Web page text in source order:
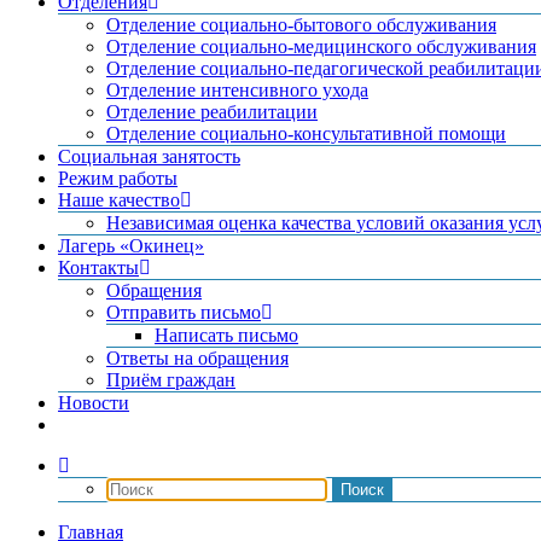
Отделение социально-бытового обслуживания
Отделение социально-медицинского обслуживания
Отделение социально-педагогической
Отделение интенсивного ухода
Отделение реабилитации
Отделение социально-консультативной помощи
Социальная занятость
Режим работы
Наше качество
Независимая оценка качества условий оказания
Лагерь «Окинец»
Контакты
Обращения
Отправить письмо
Написать письмо
Ответы на обращения
Приём граждан
Новости
Главная